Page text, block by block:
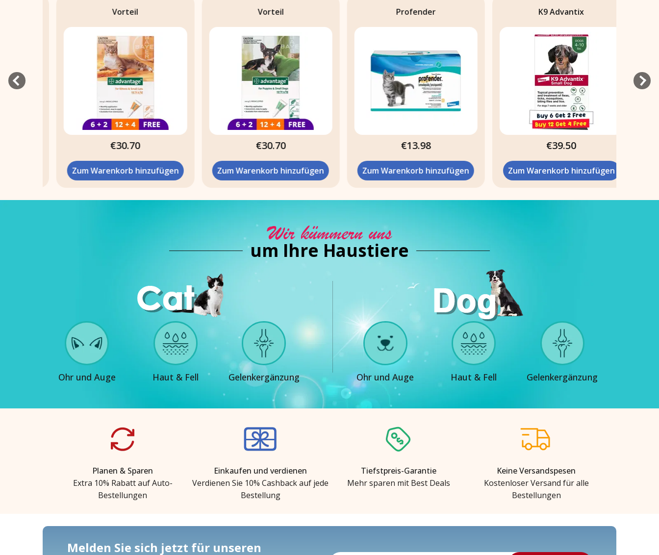
Vorteil
€30.70
Zum Warenkorb hinzufügen
Vorteil
€30.70
Zum Warenkorb hinzufügen
Profender
€13.98
Zum Warenkorb hinzufügen
K9 Advantix
€39.50
Zum Warenkorb hinzufügen
Wir kümmern uns
um Ihre Haustiere
Ohr und Auge Haut & Fell Gelenkergänzung Ohr und Auge Haut & Fell Gelenkergänzung
Planen & Sparen
Extra 10% Rabatt auf Auto-
Bestellungen
Einkaufen und verdienen
Verdienen Sie 10% Cashback auf jede
Bestellung
Tiefstpreis-Garantie
Mehr sparen mit Best Deals
Keine Versandspesen
Kostenloser Versand für alle
Bestellungen
Melden Sie sich jetzt für unseren